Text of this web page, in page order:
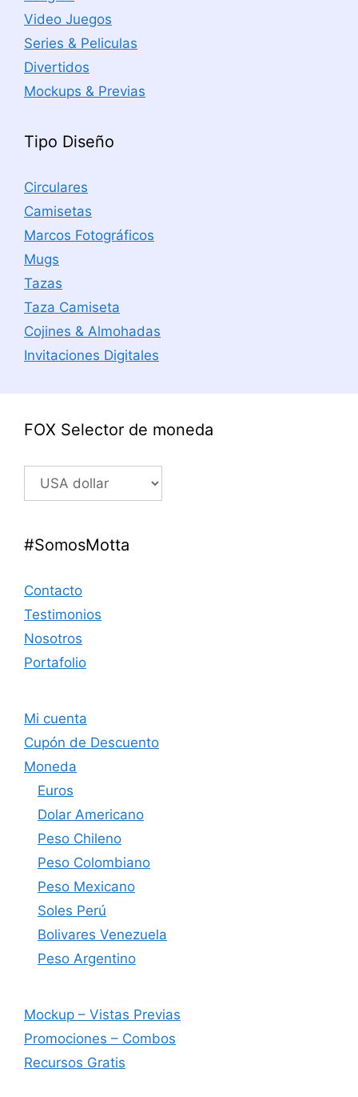
Video Juegos
Series & Peliculas
Divertidos
Mockups & Previas
Tipo Diseño
Circulares
Camisetas
Marcos Fotográficos
Mugs
Tazas
Taza Camiseta
Cojines & Almohadas
Invitaciones Digitales
FOX Selector de moneda
#SomosMotta
Contacto
Testimonios
Nosotros
Portafolio
Mi cuenta
Cupón de Descuento
Moneda
Euros
Dolar Americano
Peso Chileno
Peso Colombiano
Peso Mexicano
Soles Perú
Bolivares Venezuela
Peso Argentino
Mockup – Vistas Previas
Promociones – Combos
Recursos Gratis